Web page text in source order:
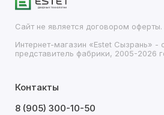
Сайт не является договором оферты.
Интернет-магазин «Estet Сызрань» -
представитель фабрики, 2005-2026
Контакты
8 (905) 300-10-50